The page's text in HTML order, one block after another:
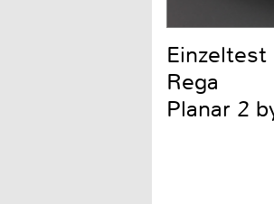
Einzeltest
Rega
Planar 2